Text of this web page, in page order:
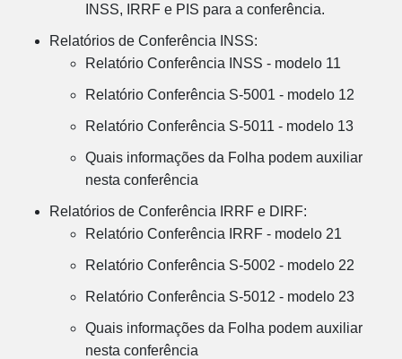
INSS, IRRF e PIS para a conferência.
Relatórios de Conferência INSS:
Relatório Conferência INSS - modelo 11
Relatório Conferência S-5001 - modelo 12
Relatório Conferência S-5011 - modelo 13
Quais informações da Folha podem auxiliar
nesta conferência
Relatórios de Conferência IRRF e DIRF:
Relatório Conferência IRRF - modelo 21
Relatório Conferência S-5002 - modelo 22
Relatório Conferência S-5012 - modelo 23
Quais informações da Folha podem auxiliar
nesta conferência